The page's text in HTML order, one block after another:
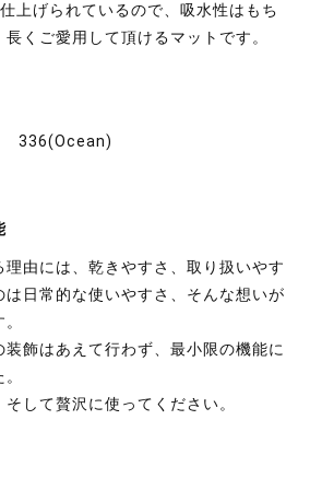
上げられているので、吸水性はもち
くご愛用して頂けるマットです。
336(Ocean)
由には、 乾きやすさ、取り扱いやす
は日常的な使いやすさ、そんな想いが
飾はあえて行わず、最小限の機能に
して贅沢に使ってください。